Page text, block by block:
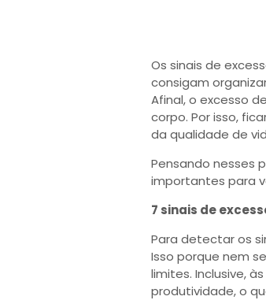
Os sinais de
consigam
Afinal, o excesso
corpo. Por isso,
da qualidade de
Pensando nesses
importantes para
7 sinais de
Para detectar os
Isso porque nem
limites. Inclusive,
produtividade, o